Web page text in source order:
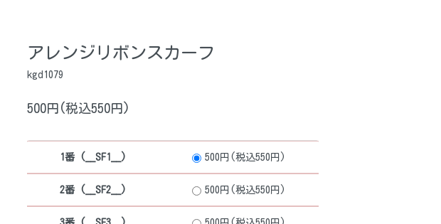
アレンジリボンスカーフ
kgd1079
500円(税込550円)
1番 (__SF1__) 500円(税込550円)
2番 (__SF2__) 500円(税込550円)